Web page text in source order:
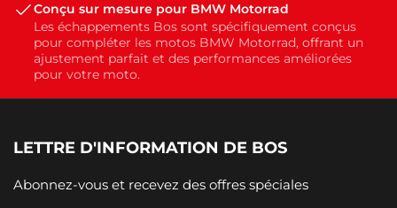
Conçu sur mesure pour BMW Motorrad
Les échappements Bos sont spécifiquement conçus
pour compléter les motos BMW Motorrad, offrant un
ajustement parfait et des performances améliorées
pour votre moto.
LETTRE D'INFORMATION DE BOS
Abonnez-vous et recevez des offres spéciales